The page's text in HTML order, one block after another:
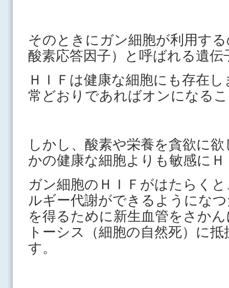
そのときにガン細胞が利用す
酸素応答因子）と呼ばれる遺
ＨＩＦは健康な細胞にも存在
常どおりであればオンになる
しかし、酸素や栄養を貪欲に
かの健康な細胞よりも敏感に
ガン細胞のＨＩＦがはたらく
ルギー代謝ができるようにな
を得るために新生血管をさか
トーシス（細胞の自然死）に
す。